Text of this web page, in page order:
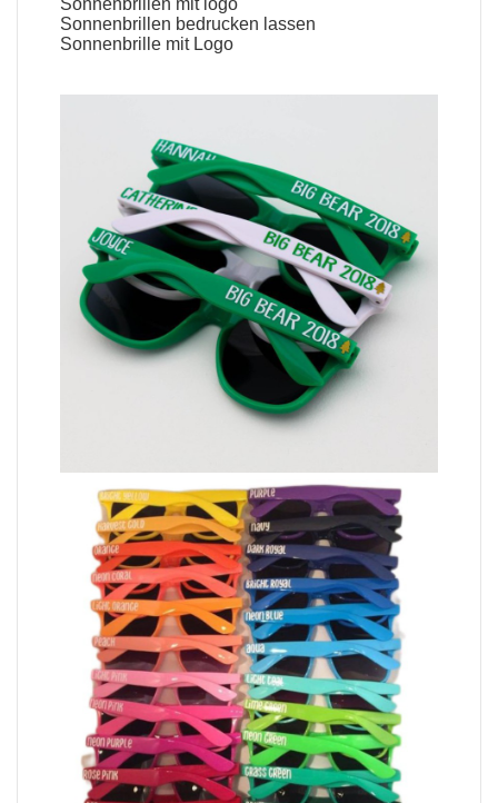
Sonnenbrillen mit logo
Sonnenbrillen bedrucken lassen
Sonnenbrille mit Logo